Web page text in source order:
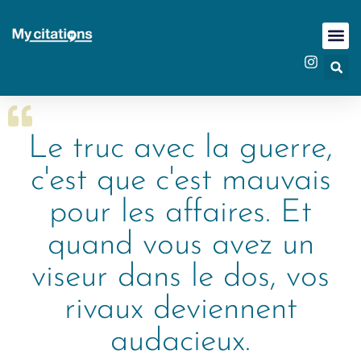
Le truc avec la guerre,
c'est que c'est mauvais
pour les affaires. Et
quand vous avez un
viseur dans le dos, vos
rivaux deviennent
audacieux.